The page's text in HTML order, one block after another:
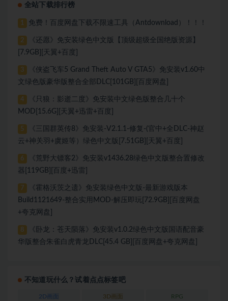
全站下载排行榜
1 免费！百度网盘下载不限速工具（Antdownload）！！！
2
《还愿》免安装绿色中文版【顶级超级全国绝版资源】
[7.9GB][天翼+百度]
3
《侠盗飞车5 Grand Theft Auto V GTA5》免安装v1.60中
文绿色版豪华版整合全部DLC[101GB][百度网盘]
4
《只狼：影逝二度》免安装中文绿色版整合几十个
MOD[15.6G][天翼+迅雷+百度]
5
《三国群英传8》免安装-V2.1.1-修复-(官中+全DLC-神赵
云+神关羽+虞姬等）绿色中文版[7.51GB][天翼+百度]
6
《荒野大镖客2》免安装v1436.28绿色中文版整合置修改
器[119GB][百度+迅雷]
7
《霍格沃茨之遗》免安装绿色中文版-最新游戏版本
Build1121649-整合实用MOD-解压即玩[72.9GB][百度网盘
+夸克网盘]
8
《卧龙：苍天陨落》免安装v1.0.2绿色中文版国语配音豪
华版整合朱雀白虎青龙DLC[45.4 GB][百度网盘+夸克网盘]
不知道玩什么？试着点点标签吧
2D画面 3D画面 RPG